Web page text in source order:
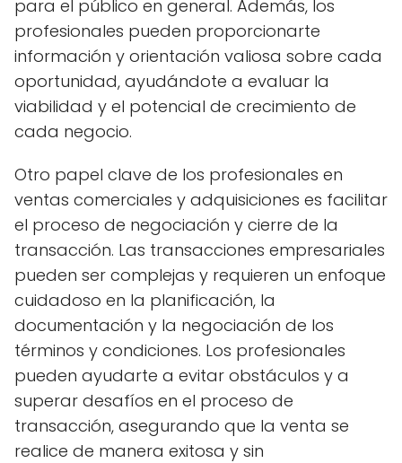
para el público en general. Además, los
profesionales pueden proporcionarte
información y orientación valiosa sobre cada
oportunidad, ayudándote a evaluar la
viabilidad y el potencial de crecimiento de
cada negocio.
Otro papel clave de los profesionales en
ventas comerciales y adquisiciones es facilitar
el proceso de negociación y cierre de la
transacción. Las transacciones empresariales
pueden ser complejas y requieren un enfoque
cuidadoso en la planificación, la
documentación y la negociación de los
términos y condiciones. Los profesionales
pueden ayudarte a evitar obstáculos y a
superar desafíos en el proceso de
transacción, asegurando que la venta se
realice de manera exitosa y sin